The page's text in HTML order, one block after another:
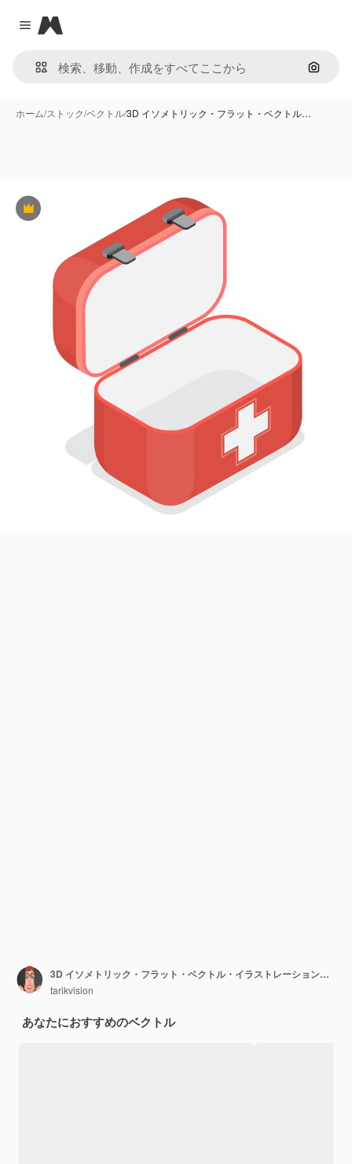
Close menu
Magnific
画像で
ホーム/ストック/ベクトル/3D イソメトリック・フラット・ベクトル…
Premium
3D イソメトリック・フラット・ベクトル・イラストレーション・オブ・メディシン・チェスト
tarikvision
あなたにおすすめのベクトル